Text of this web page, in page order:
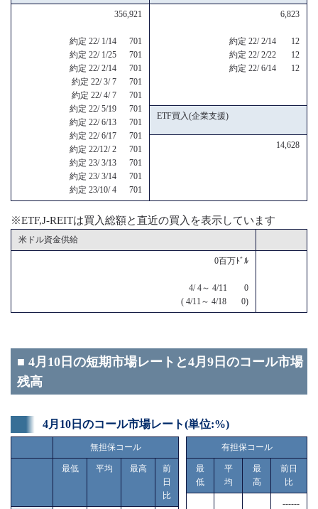
356,921
約定 22/ 1/14 701
約定 22/ 1/25 701
約定 22/ 2/14 701
約定 22/ 3/ 7 701
約定 22/ 4/ 7 701
約定 22/ 5/19 701
約定 22/ 6/13 701
約定 22/ 6/17 701
約定 22/12/ 2 701
約定 23/ 3/13 701
約定 23/ 3/14 701
約定 23/10/ 4 701
6,823
約定 22/ 2/14 12
約定 22/ 2/22 12
約定 22/ 6/14 12
ETF買入(企業支援)
14,628
※ETF,J-REITは買入総額と直近の買入を表示しています
米ドル資金供給
0百万ﾄﾞﾙ
4/ 4～ 4/11 0
( 4/11～ 4/18 0)
■ 4月10日の短期市場レートと4月9日のコール市場
残高
4月10日のコール市場レート(単位:%)
無担保コール
最低 平均 最高
前
日
比
有担保コール
最
低
平
均
最
高
前日
比
------